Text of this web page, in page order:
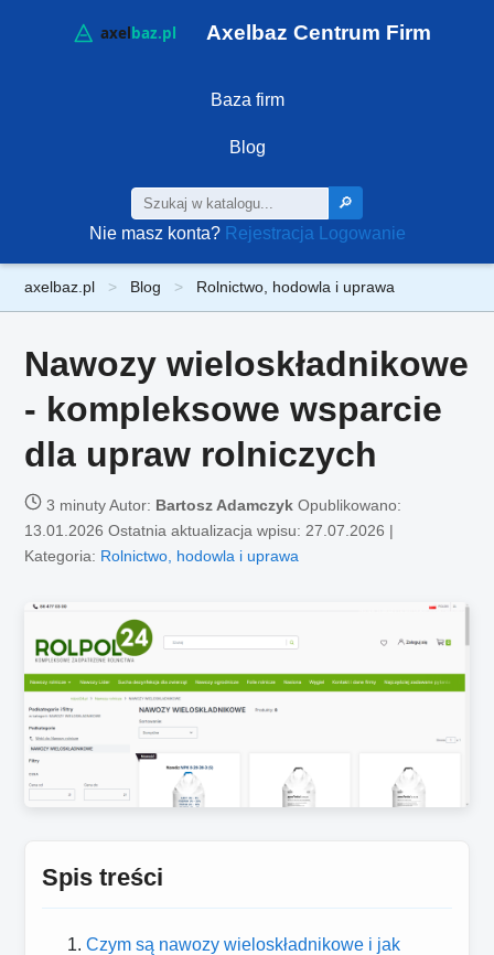
Axelbaz Centrum Firm
Baza firm
Blog
🔎
Nie masz konta? Rejestracja Logowanie
axelbaz.pl Blog Rolnictwo, hodowla i uprawa
Nawozy wieloskładnikowe
- kompleksowe wsparcie
dla upraw rolniczych
3 minutyAutor: Bartosz Adamczyk Opublikowano:
13.01.2026 Ostatnia aktualizacja wpisu: 27.07.2026 |
Kategoria: Rolnictwo, hodowla i uprawa
Spis treści
Czym są nawozy wieloskładnikowe i jak